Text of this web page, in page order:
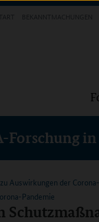
Forschung
Auswirkungen der
Pandemie